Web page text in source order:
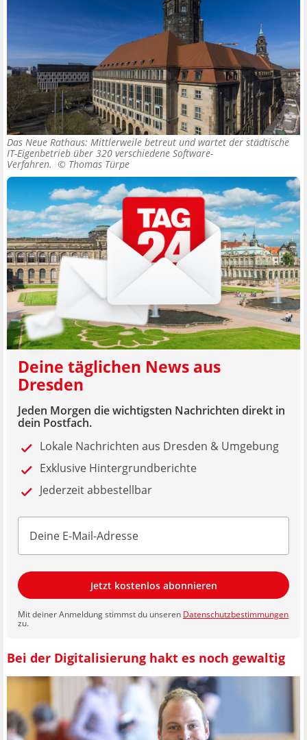
Das Neue Rathaus: Mittlerweile betreut und wartet der städtische
IT-Eigenbetrieb über 320 verschiedene Software-
Verfahren. © Thomas Türpe
Deine täglichen News aus
Dresden
Jeden Morgen die wichtigsten Nachrichten direkt in
dein Postfach.
Lokale Nachrichten aus Dresden & Umgebung
Exklusive Hintergrundberichte
Jederzeit abbestellbar
Jetzt kostenlos abonnieren
Mit deiner Anmeldung stimmst du unseren Datenschutzbestimmungen
zu.
Bei der Digitalisierung hakt es noch gewaltig